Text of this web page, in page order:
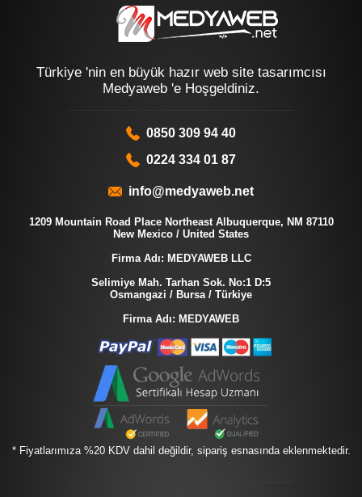
Türkiye 'nin en büyük hazır web site tasarımcısı
Medyaweb 'e Hoşgeldiniz.
0850 309 94 40
0224 334 01 87
info@medyaweb.net
1209 Mountain Road Place Northeast Albuquerque, NM 87110
New Mexico / United States
Firma Adı: MEDYAWEB LLC
Selimiye Mah. Tarhan Sok. No:1 D:5
Osmangazi / Bursa / Türkiye
Firma Adı: MEDYAWEB
* Fiyatlarımıza %20 KDV dahil değildir, sipariş esnasında eklenmektedir.